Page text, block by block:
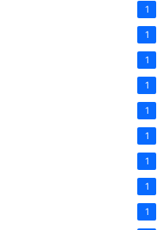
1
1
1
1
1
1
1
1
1